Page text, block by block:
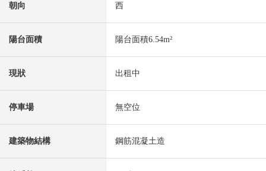
朝向 西
陽台面積 陽台面積6.54m²
現狀 出租中
停車場 無空位
建築物結構 鋼筋混凝土造